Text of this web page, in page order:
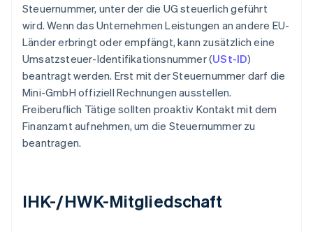
Steuernummer, unter der die UG steuerlich geführt
wird. Wenn das Unternehmen Leistungen an andere EU-
Länder erbringt oder empfängt, kann zusätzlich eine
Umsatzsteuer-Identifikationsnummer (USt-ID)
beantragt werden. Erst mit der Steuernummer darf die
Mini-GmbH offiziell Rechnungen ausstellen.
Freiberuflich Tätige sollten proaktiv Kontakt mit dem
Finanzamt aufnehmen, um die Steuernummer zu
beantragen.
IHK-/HWK-Mitgliedschaft